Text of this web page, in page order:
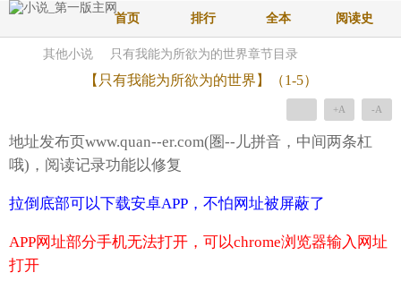
首页 排行 全本 阅读史
其他小说 只有我能为所欲为的世界章节目录
【只有我能为所欲为的世界】（1-5）
+A -A
地址发布页www.quan--er.com(圏--儿拼音，中间两条杠
哦)，阅读记录功能以修复
拉倒底部可以下载安卓APP，不怕网址被屏蔽了
APP网址部分手机无法打开，可以chrome浏览器输入网址
打开